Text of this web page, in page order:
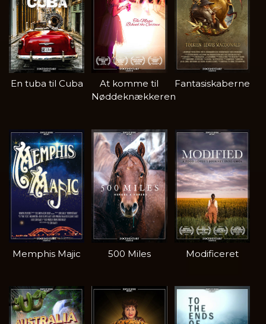
En tuba til Cuba
At komme til
Nøddeknækkeren
Fantasiskaberne
Memphis Majic 500 Miles Modificeret